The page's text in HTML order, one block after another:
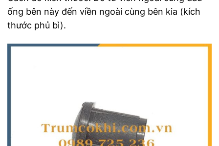
ống bên này đến viền ngoài cùng bên kia (kích
thước phủ bì).